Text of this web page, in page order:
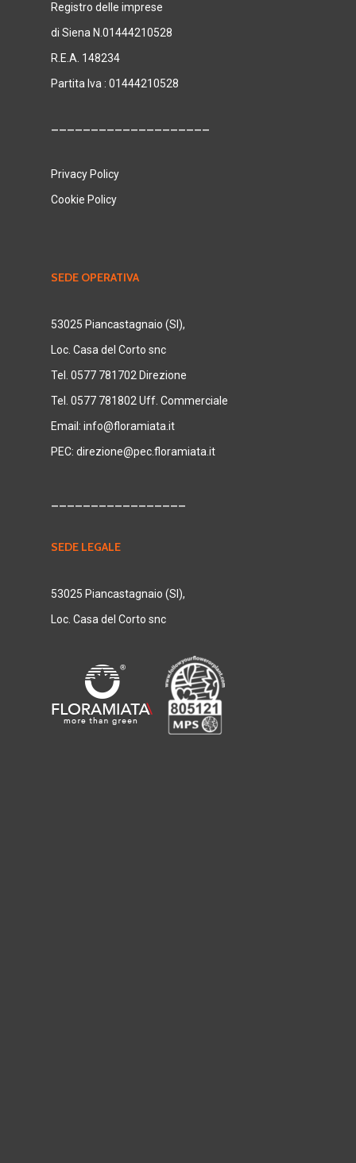
Registro delle imprese
di Siena N.01444210528
R.E.A. 148234
Partita Iva : 01444210528
Privacy Policy
Cookie Policy
SEDE OPERATIVA
53025 Piancastagnaio (SI),
Loc. Casa del Corto snc
Tel. 0577 781702 Direzione
Tel. 0577 781802 Uff. Commerciale
Email: info@floramiata.it
PEC: direzione@pec.floramiata.it
SEDE LEGALE
53025 Piancastagnaio (SI),
Loc. Casa del Corto snc